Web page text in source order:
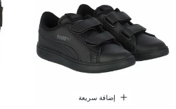
إضافة سريعة